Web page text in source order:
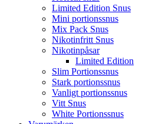
Limited Edition Snus
Mini portionssnus
Mix Pack Snus
Nikotinfritt Snus
Nikotinpåsar
Limited Edition
Slim Portionssnus
Stark portionssnus
Vanligt portionssnus
Vitt Snus
White Portionssnus